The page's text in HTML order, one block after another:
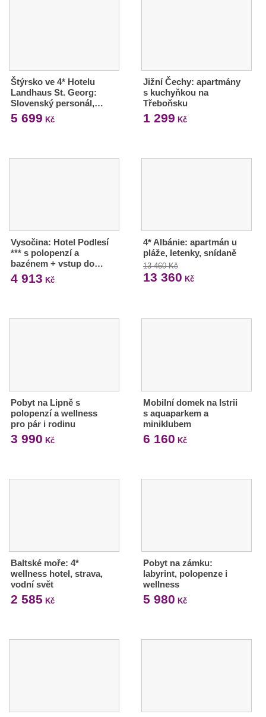
Štýrsko ve 4* Hotelu
Landhaus St. Georg:
Slovenský personál,…
5 699 Kč
Jižní Čechy: apartmány
s kuchyňkou na
Třeboňsku
1 299 Kč
Vysočina: Hotel Podlesí
*** s polopenzí a
bazénem + vstup do…
4 913 Kč
4* Albánie: apartmán u
pláže, letenky, snídaně
13 460 Kč
13 360 Kč
Pobyt na Lipně s
polopenzí a wellness
pro pár i rodinu
3 990 Kč
Mobilní domek na Istrii
s aquaparkem a
miniklubem
6 160 Kč
Baltské moře: 4*
wellness hotel, strava,
vodní svět
2 585 Kč
Pobyt na zámku:
labyrint, polopenze i
wellness
5 980 Kč